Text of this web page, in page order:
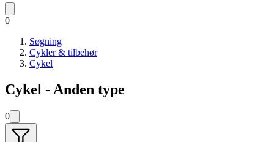
0
Søgning
Cykler & tilbehør
Cykel
Cykel - Anden type
0